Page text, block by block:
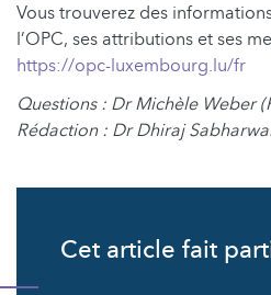
Vous trouverez des
l’OPC, ses attributions et ses
https://opc-luxembourg.lu/fr
Questions : Dr Michèle Weber
Rédaction : Dr Dhiraj
Cet article fait